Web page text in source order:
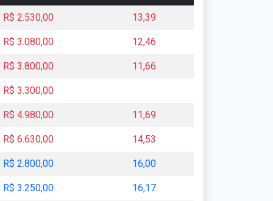
R$ 2.530,00 13,39
R$ 3.080,00 12,46
R$ 3.800,00 11,66
R$ 3.300,00
R$ 4.980,00 11,69
R$ 6.630,00 14,53
R$ 2.800,00 16,00
R$ 3.250,00 16,17